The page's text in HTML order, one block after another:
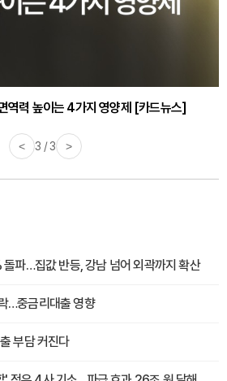
역력 높이는 4가지 영양제 [카드뉴스]
< 3 / 3 >
파…집값 반등, 강남 넘어 외곽까지 확산
…중금리대출 영향
부담 커진다